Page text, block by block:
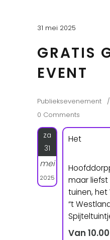
31 mei 2025
GRATIS
EVENT
Publieksevenement
0 Comments
za
31
mei
2025
Het
maar liefst
tuinen, het
“t
Van